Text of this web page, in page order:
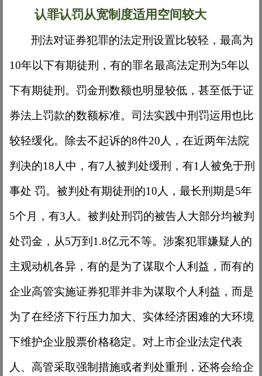
认罪认罚从宽制度适用空间较大
刑法对证券犯罪的法定刑设置比较轻，最高为
10年以下有期徒刑，有的罪名最高法定刑为5年以
下有期徒刑。罚金刑数额也明显较低，甚至低于证
券法上罚款的数额标准。司法实践中刑罚运用也比
较轻缓化。除去不起诉的8件20人，在近两年法院
判决的18人中，有7人被判处缓刑，有1人被免于刑
事处 罚。被判处有期徒刑的10人，最长刑期是5年
5个月，有3人。被判处刑罚的被告人大部分均被判
处罚金，从5万到1.8亿元不等。涉案犯罪嫌疑人的
主观动机各异，有的是为了谋取个人利益，而有的
企业高管实施证券犯罪并非为谋取个人利益，而是
为了在经济下行压力加大、实体经济困难的大环境
下维护企业股票价格稳定。对上市企业法定代表
人、高管采取强制措施或者判处重刑，还将会给企